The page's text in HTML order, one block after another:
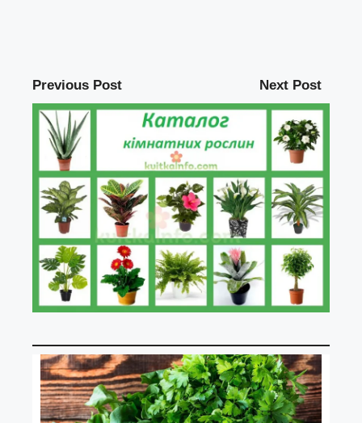
Previous Post Next Post